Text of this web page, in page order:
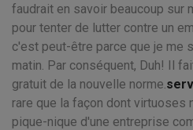
faudrait en savoir beaucoup sur
pour tenter de lutter contre un
c'est peut-être parce que je me
matin. Par conséquent, Duh! Il
gratuit de la nouvelle norme.
rare que la façon dont virtuoses
pique-nique d'une entreprise